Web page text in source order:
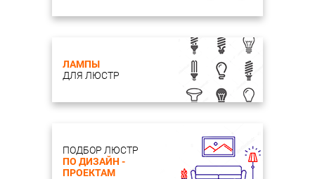
ЛАМПЫ
ДЛЯ ЛЮСТР
ПОДБОР ЛЮСТР
ПО ДИЗАЙН -
ПРОЕКТАМ